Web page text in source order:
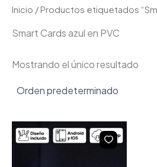
Inicio / Productos etiquetados
Smart Cards azul en PVC
Mostrando el único resultado